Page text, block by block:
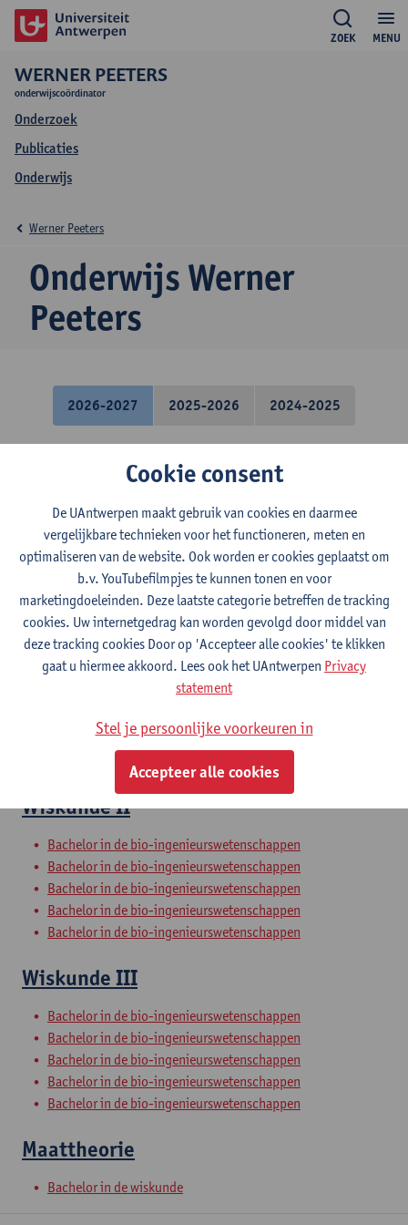
MENU
ZOEK
WERNER PEETERS
onderwijscoördinator
Onderzoek
Publicaties
Onderwijs
Onderwijs Werner
Peeters
Werner Peeters
2026-2027 2025-2026 2024-2025
Bachelor in de informatica
Algemene topologie
Bachelor in de wiskunde
Wiskunde I
Bachelor in de bio-ingenieurswetenschappen
Bachelor in de bio-ingenieurswetenschappen
Bachelor in de bio-ingenieurswetenschappen
Wiskunde II
Bachelor in de bio-ingenieurswetenschappen
Bachelor in de bio-ingenieurswetenschappen
Bachelor in de bio-ingenieurswetenschappen
Bachelor in de bio-ingenieurswetenschappen
Bachelor in de bio-ingenieurswetenschappen
Wiskunde III
Bachelor in de bio-ingenieurswetenschappen
Bachelor in de bio-ingenieurswetenschappen
Bachelor in de bio-ingenieurswetenschappen
Bachelor in de bio-ingenieurswetenschappen
Bachelor in de bio-ingenieurswetenschappen
Maattheorie
Bachelor in de wiskunde
Cookie consent
De UAntwerpen maakt gebruik van cookies en daarmee
vergelijkbare technieken voor het functioneren, meten en
optimaliseren van de website. Ook worden er cookies geplaatst om
b.v. YouTubefilmpjes te kunnen tonen en voor
marketingdoeleinden. Deze laatste categorie betreffen de tracking
cookies. Uw internetgedrag kan worden gevolgd door middel van
deze tracking cookies Door op 'Accepteer alle cookies' te klikken
gaat u hiermee akkoord. Lees ook het UAntwerpen Privacy
statement
Stel je persoonlijke voorkeuren in
Accepteer alle cookies